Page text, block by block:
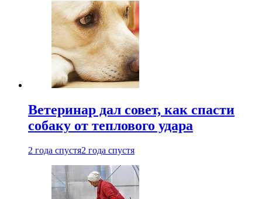
Ветеринар дал совет, как спасти
собаку от теплового удара
2 года спустя2 года спустя